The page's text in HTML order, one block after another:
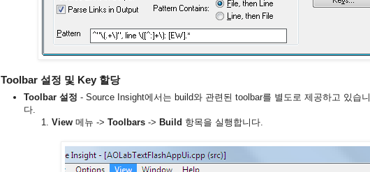
Toolbar 설정 및 Key 할당
Toolbar 설정 - Source Insight에서는 build와 관련된 toolbar를 별도로 제공하고 있습니
다.
View 메뉴 -> Toolbars -> Build 항목을 실행합니다.